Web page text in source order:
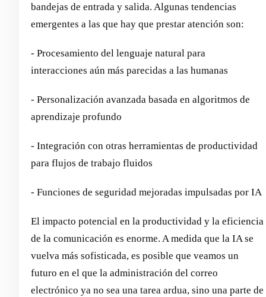
bandejas de entrada y salida. Algunas tendencias
emergentes a las que hay que prestar atención son:
- Procesamiento del lenguaje natural para
interacciones aún más parecidas a las humanas
- Personalización avanzada basada en algoritmos de
aprendizaje profundo
- Integración con otras herramientas de productividad
para flujos de trabajo fluidos
- Funciones de seguridad mejoradas impulsadas por IA
El impacto potencial en la productividad y la eficiencia
de la comunicación es enorme. A medida que la IA se
vuelva más sofisticada, es posible que veamos un
futuro en el que la administración del correo
electrónico ya no sea una tarea ardua, sino una parte de